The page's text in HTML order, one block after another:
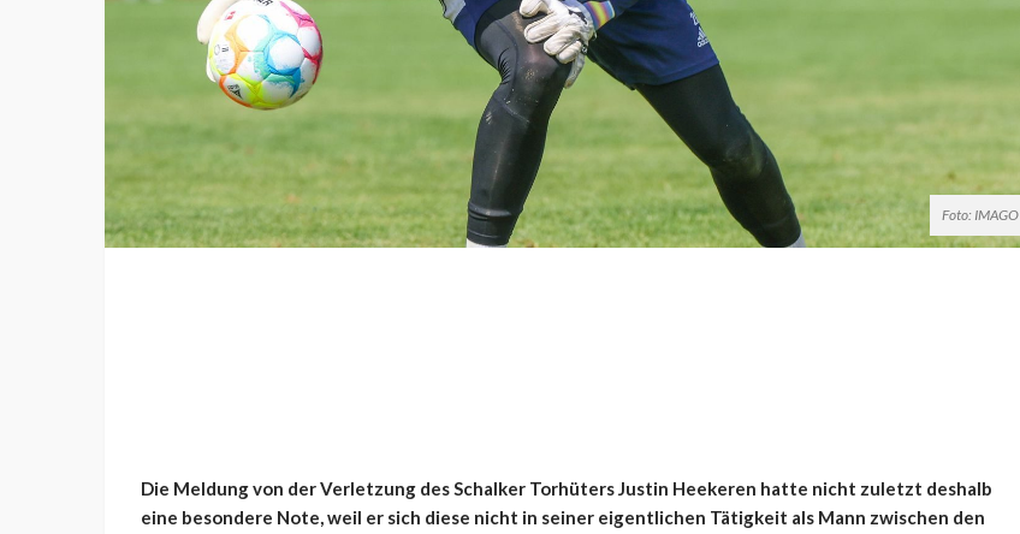
Foto: IMAGO
Die Meldung von der Verletzung des Schalker Torhüters Justin Heekeren hatte nicht zuletzt deshalb
eine besondere Note, weil er sich diese nicht in seiner eigentlichen Tätigkeit als Mann zwischen den